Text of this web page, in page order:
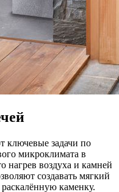
ключевые задачи по
микроклимата в
воздуха и камней
создавать мягкий
каменку.